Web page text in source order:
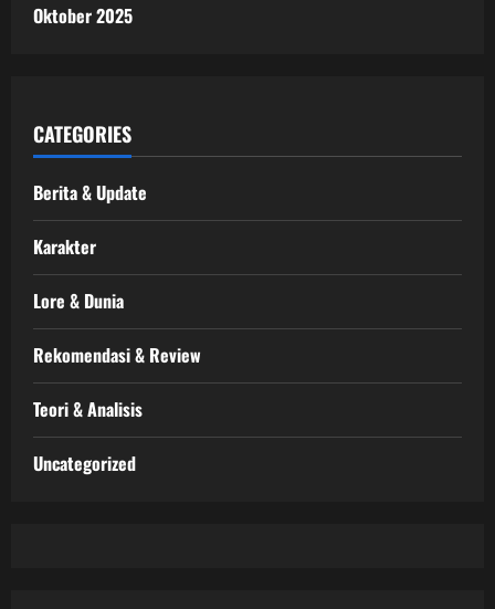
Oktober 2025
CATEGORIES
Berita & Update
Karakter
Lore & Dunia
Rekomendasi & Review
Teori & Analisis
Uncategorized